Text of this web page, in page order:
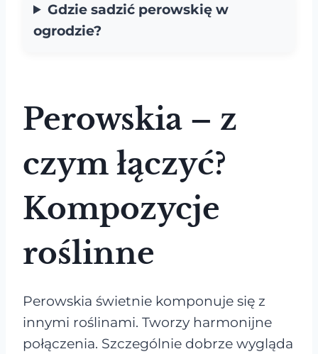
Gdzie sadzić perowskię w
ogrodzie?
Perowskia – z
czym łączyć?
Kompozycje
roślinne
Perowskia świetnie komponuje się z
innymi roślinami. Tworzy harmonijne
połączenia. Szczególnie dobrze wygląda